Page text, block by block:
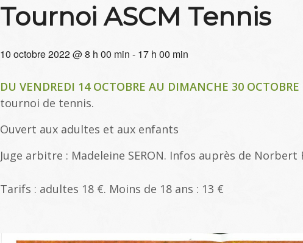
Tournoi ASCM Tennis
10 octobre 2022 @ 8 h 00 min - 17 h 00 min
DU VENDREDI 14 OCTOBRE AU DIMANCHE 30 OCTOBRE
tournoi de tennis.
Ouvert aux adultes et aux enfants
Juge arbitre : Madeleine SERON. Infos auprès de Norbert
Tarifs : adultes 18 €. Moins de 18 ans : 13 €